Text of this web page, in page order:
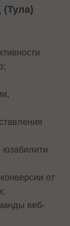
(Тула)
юзабилити
от
веб-